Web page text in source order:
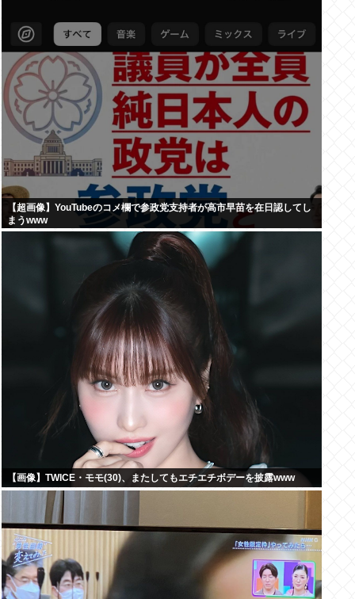
【超画像】YouTubeのコメ欄で参政党支持者が高市早苗を在日認してし
まうwww
【画像】TWICE・モモ(30)、またしてもエチエチボデーを披露www